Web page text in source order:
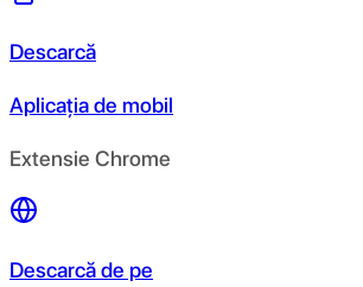
Descarcă
Aplicația de mobil
Extensie Chrome
Descarcă de pe